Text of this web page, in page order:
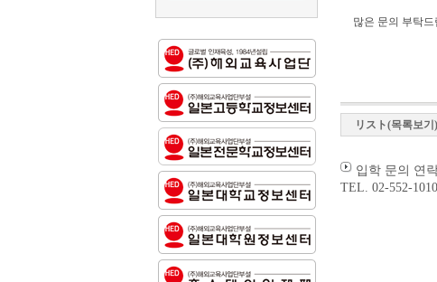
많은 문의 부탁드
リスト(목록보기)
입학 문의 연
TEL. 02-552-